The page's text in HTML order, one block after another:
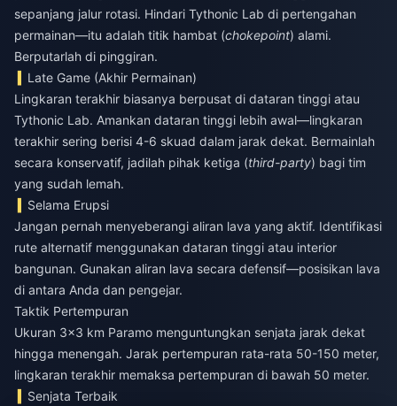
sepanjang jalur rotasi. Hindari Tythonic Lab di pertengahan
permainan—itu adalah titik hambat (chokepoint) alami.
Berputarlah di pinggiran.
Late Game (Akhir Permainan)
Lingkaran terakhir biasanya berpusat di dataran tinggi atau
Tythonic Lab. Amankan dataran tinggi lebih awal—lingkaran
terakhir sering berisi 4-6 skuad dalam jarak dekat. Bermainlah
secara konservatif, jadilah pihak ketiga (third-party) bagi tim
yang sudah lemah.
Selama Erupsi
Jangan pernah menyeberangi aliran lava yang aktif. Identifikasi
rute alternatif menggunakan dataran tinggi atau interior
bangunan. Gunakan aliran lava secara defensif—posisikan lava
di antara Anda dan pengejar.
Taktik Pertempuran
Ukuran 3x3 km Paramo menguntungkan senjata jarak dekat
hingga menengah. Jarak pertempuran rata-rata 50-150 meter,
lingkaran terakhir memaksa pertempuran di bawah 50 meter.
Senjata Terbaik